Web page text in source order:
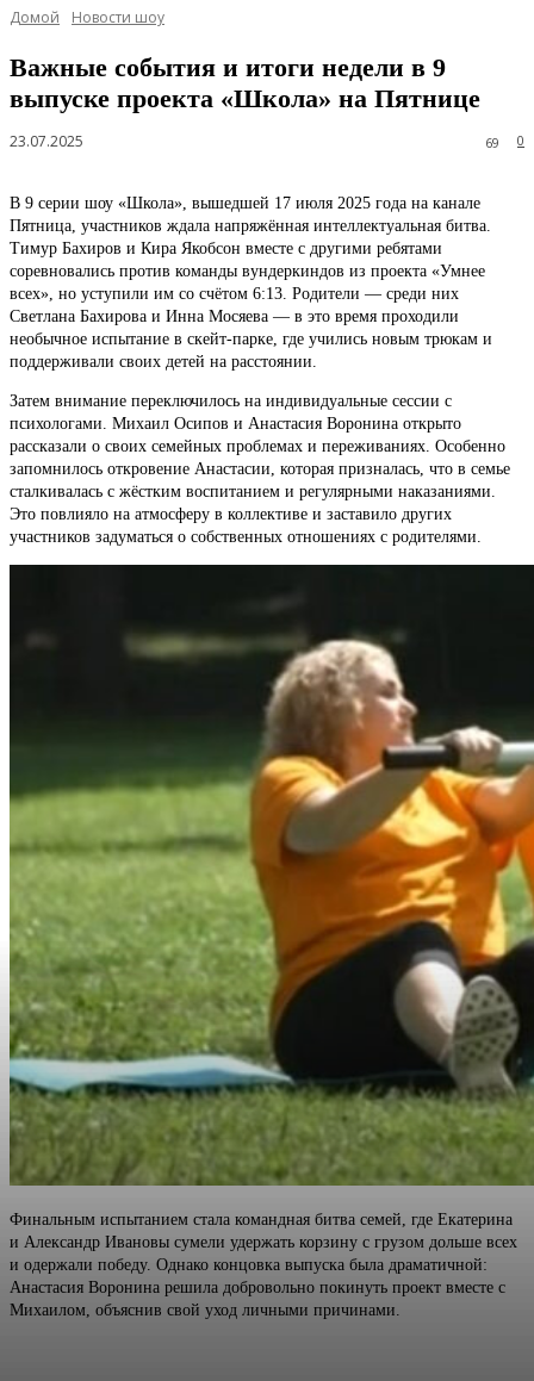
Домой Новости шоу
Важные события и итоги недели в 9
выпуске проекта «Школа» на Пятнице
23.07.2025 0
69
В 9 серии шоу «Школа», вышедшей 17 июля 2025 года на канале
Пятница, участников ждала напряжённая интеллектуальная битва.
Тимур Бахиров и Кира Якобсон вместе с другими ребятами
соревновались против команды вундеркиндов из проекта «Умнее
всех», но уступили им со счётом 6:13. Родители — среди них
Светлана Бахирова и Инна Мосяева — в это время проходили
необычное испытание в скейт-парке, где учились новым трюкам и
поддерживали своих детей на расстоянии.
Затем внимание переключилось на индивидуальные сессии с
психологами. Михаил Осипов и Анастасия Воронина открыто
рассказали о своих семейных проблемах и переживаниях. Особенно
запомнилось откровение Анастасии, которая призналась, что в семье
сталкивалась с жёстким воспитанием и регулярными наказаниями.
Это повлияло на атмосферу в коллективе и заставило других
участников задуматься о собственных отношениях с родителями.
Финальным испытанием стала командная битва семей, где Екатерина
и Александр Ивановы сумели удержать корзину с грузом дольше всех
и одержали победу. Однако концовка выпуска была драматичной:
Анастасия Воронина решила добровольно покинуть проект вместе с
Михаилом, объяснив свой уход личными причинами.